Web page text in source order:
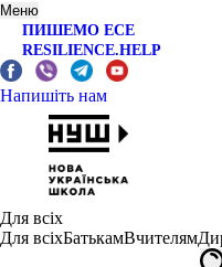
Меню
ПИШЕМО ЕСЕ
RESILIENCE.HELP
Напишіть нам
Для всіх
Для всіхБатькамВчителям